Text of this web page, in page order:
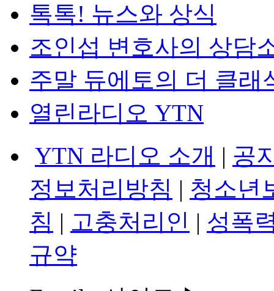
톡톡! 뉴스와 상식
조인섭 변호사의 상담
주말 듀에토의 더 클래
열린라디오 YTN
YTN 라디오 소개 | 공
정보처리방침 | 청소년
침 | 고충처리인 | 성폭
규약